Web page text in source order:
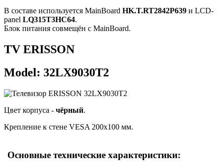
В составе используется MainBoard HK.T.RT2842P639 и LCD-
panel LQ315T3HC64.
Блок питания совмещён с MainBoard.
TV ERISSON
Model: 32LX9030T2
Цвет корпуса - чёрный.
Крепление к стене VESA 200x100 мм.
Основные технические характеристики: